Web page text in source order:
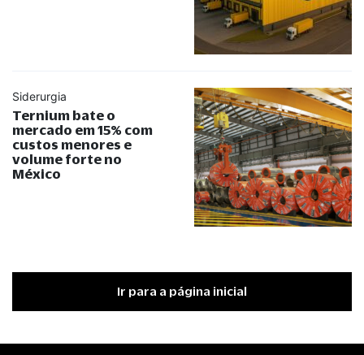
Siderurgia
Ternium bate o
mercado em 15% com
custos menores e
volume forte no
México
Ir para a página inicial